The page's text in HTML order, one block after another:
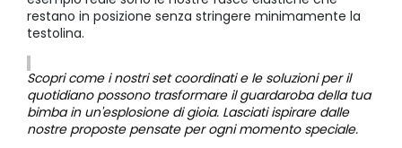
restano in posizione senza stringere minimamente la
testolina.
Scopri come i nostri set coordinati e le soluzioni per il
quotidiano possono trasformare il guardaroba della tua
bimba in un'esplosione di gioia. Lasciati ispirare dalle
nostre proposte pensate per ogni momento speciale.